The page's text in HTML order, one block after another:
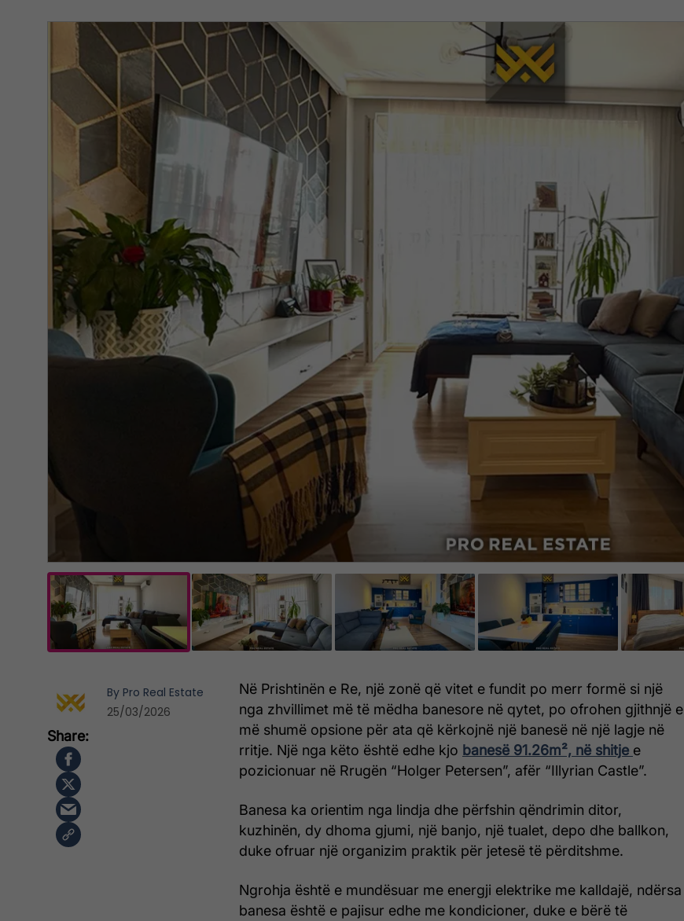
Në Prishtinën e Re, një zonë që vitet e fundit po merr formë si një
nga zhvillimet më të mëdha banesore në qytet, po ofrohen gjithnjë e
më shumë opsione për ata që kërkojnë një banesë në një lagje në
rritje. Një nga këto është edhe kjo banesë 91.26m², në shitje e
pozicionuar në Rrugën “Holger Petersen”, afër “Illyrian Castle”.
Banesa ka orientim nga lindja dhe përfshin qëndrimin ditor,
kuzhinën, dy dhoma gjumi, një banjo, një tualet, depo dhe ballkon,
duke ofruar një organizim praktik për jetesë të përditshme.
Ngrohja është e mundësuar me energji elektrike me kalldajë, ndërsa
banesa është e pajisur edhe me kondicioner, duke e bërë të
By Pro Real Estate
25/03/2026